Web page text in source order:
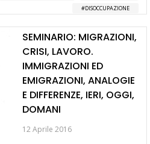
DISOCCUPAZIONE
SEMINARIO: MIGRAZIONI,
CRISI, LAVORO.
IMMIGRAZIONI ED
EMIGRAZIONI, ANALOGIE
E DIFFERENZE, IERI, OGGI,
DOMANI
12 Aprile 2016